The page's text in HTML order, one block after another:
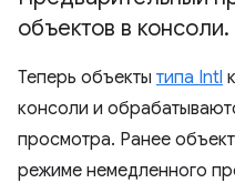
объектов в консоли.
Теперь объекты типа Intl
консоли и
просмотра. Ранее
режиме немедленного